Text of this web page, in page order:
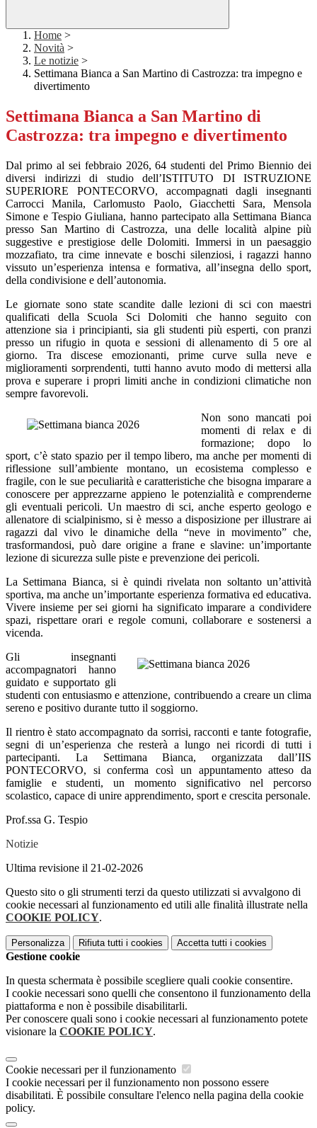
Home >
Novità >
Le notizie >
Settimana Bianca a San Martino di Castrozza: tra impegno e
divertimento
Settimana Bianca a San Martino di
Castrozza: tra impegno e divertimento
Dal primo al sei febbraio 2026, 64 studenti del Primo Biennio dei
diversi indirizzi di studio dell’ISTITUTO DI ISTRUZIONE
SUPERIORE PONTECORVO, accompagnati dagli insegnanti
Carrocci Manila, Carlomusto Paolo, Giacchetti Sara, Mensola
Simone e Tespio Giuliana, hanno partecipato alla Settimana Bianca
presso San Martino di Castrozza, una delle località alpine più
suggestive e prestigiose delle Dolomiti. Immersi in un paesaggio
mozzafiato, tra cime innevate e boschi silenziosi, i ragazzi hanno
vissuto un’esperienza intensa e formativa, all’insegna dello sport,
della condivisione e dell’autonomia.
Le giornate sono state scandite dalle lezioni di sci con maestri
qualificati della Scuola Sci Dolomiti che hanno seguito con
attenzione sia i principianti, sia gli studenti più esperti, con pranzi
presso un rifugio in quota e sessioni di allenamento di 5 ore al
giorno. Tra discese emozionanti, prime curve sulla neve e
miglioramenti sorprendenti, tutti hanno avuto modo di mettersi alla
prova e superare i propri limiti anche in condizioni climatiche non
sempre favorevoli.
Non sono mancati poi
momenti di relax e di
formazione; dopo lo
sport, c’è stato spazio per il tempo libero, ma anche per momenti di
riflessione sull’ambiente montano, un ecosistema complesso e
fragile, con le sue peculiarità e caratteristiche che bisogna imparare a
conoscere per apprezzarne appieno le potenzialità e comprenderne
gli eventuali pericoli. Un maestro di sci, anche esperto geologo e
allenatore di scialpinismo, si è messo a disposizione per illustrare ai
ragazzi dal vivo le dinamiche della “neve in movimento” che,
trasformandosi, può dare origine a frane e slavine: un’importante
lezione di sicurezza sulle piste e prevenzione dei pericoli.
La Settimana Bianca, si è quindi rivelata non soltanto un’attività
sportiva, ma anche un’importante esperienza formativa ed educativa.
Vivere insieme per sei giorni ha significato imparare a condividere
spazi, rispettare orari e regole comuni, collaborare e sostenersi a
vicenda.
Gli insegnanti
accompagnatori hanno
guidato e supportato gli
studenti con entusiasmo e attenzione, contribuendo a creare un clima
sereno e positivo durante tutto il soggiorno.
Il rientro è stato accompagnato da sorrisi, racconti e tante fotografie,
segni di un’esperienza che resterà a lungo nei ricordi di tutti i
partecipanti. La Settimana Bianca, organizzata dall’IIS
PONTECORVO, si conferma così un appuntamento atteso da
famiglie e studenti, un momento significativo nel percorso
scolastico, capace di unire apprendimento, sport e crescita personale.
Prof.ssa G. Tespio
Notizie
Ultima revisione il 21-02-2026
Questo sito o gli strumenti terzi da questo utilizzati si avvalgono di
cookie necessari al funzionamento ed utili alle finalità illustrate nella
COOKIE POLICY.
Personalizza Rifiuta tutti i cookies Accetta tutti i cookies
Gestione cookie
In questa schermata è possibile scegliere quali cookie consentire.
I cookie necessari sono quelli che consentono il funzionamento della
piattaforma e non è possibile disabilitarli.
Per conoscere quali sono i cookie necessari al funzionamento potete
visionare la COOKIE POLICY.
Cookie necessari per il funzionamento
I cookie necessari per il funzionamento non possono essere
disabilitati. È possibile consultare l'elenco nella pagina della cookie
policy.